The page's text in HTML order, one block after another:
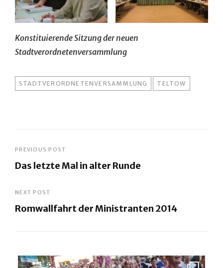
Konstituierende Sitzung der neuen
Stadtverordnetenversammlung
TAGS
STADTVERORDNETENVERSAMMLUNG TELTOW
Beitragsnavigation
PREVIOUS POST
Das letzte Mal in alter Runde
Post
NEXT POST
Romwallfahrt der Ministranten 2014
Entspannt dem Abend entgegen, 10 Kilometer durch...